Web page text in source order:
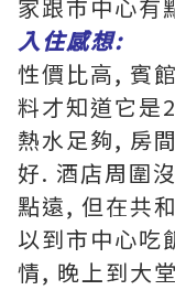
家跟市中心有
入住感想:
性價比高, 賓
料才知道它是
熱水足夠, 房
好. 酒店周圍
點遠, 但在共
以到市中心吃
情, 晚上到大